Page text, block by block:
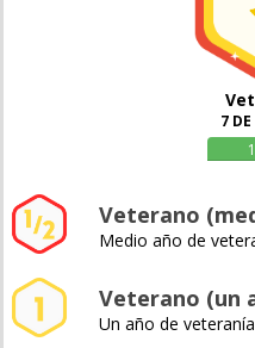
7
Veterano
Medio año de
Veterano (un
Un año de